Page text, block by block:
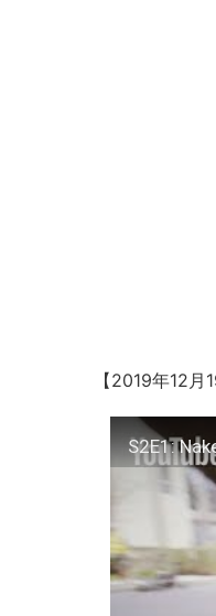
【2019年12
S2E1: